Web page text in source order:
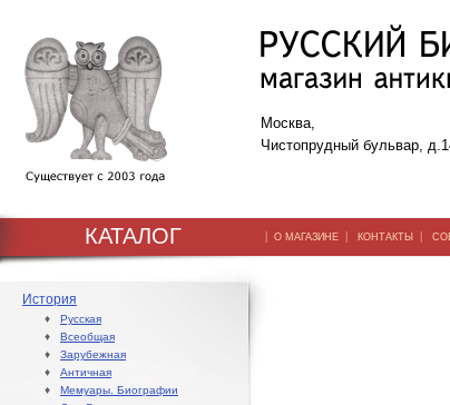
Москва,
Чистопрудный бульвар,
КАТАЛОГ | О МАГАЗИНЕ | КОНТАКТЫ |
История
♦ Русская
♦ Всеобщая
♦ Зарубежная
♦ Античная
♦ Мемуары. Биографии